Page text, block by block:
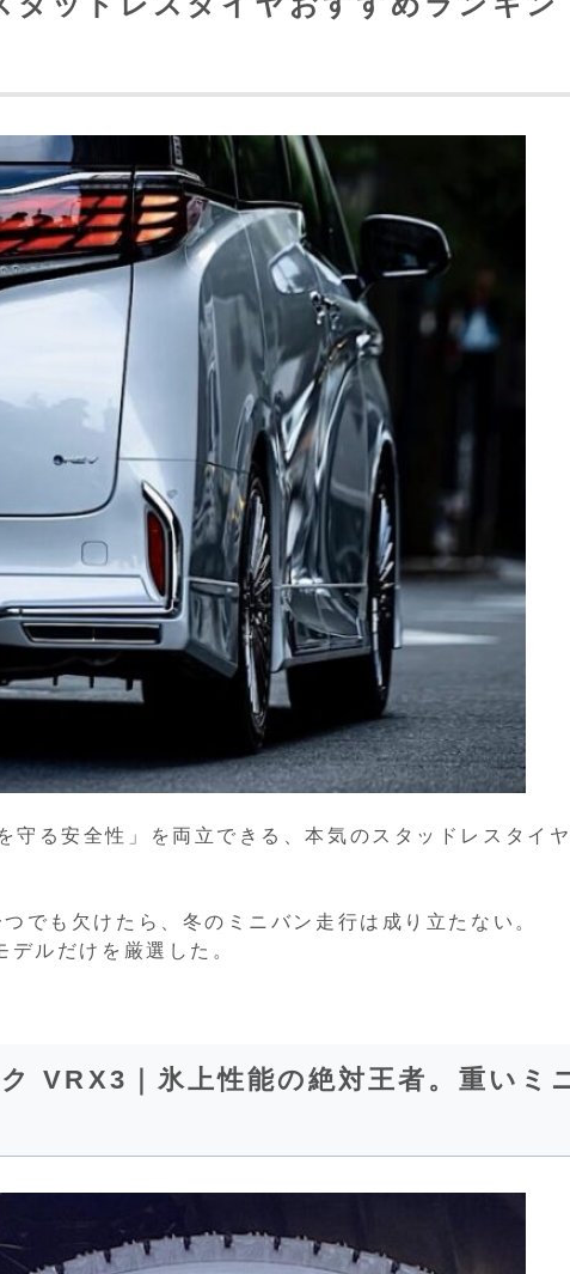
守る安全性」を両立できる、本気のスタッドレスタイ
でも欠けたら、冬のミニバン走行は成り立たない。
デルだけを厳選した。
VRX3｜氷上性能の絶対王者。重いミ